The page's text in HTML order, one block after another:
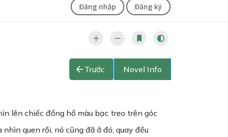
Đăng nhập Đăng ký
Trước Novel Info
lên chiếc đồng hồ màu bạc treo trên góc
quen rồi, nó cũng đã ở đó, quay đều